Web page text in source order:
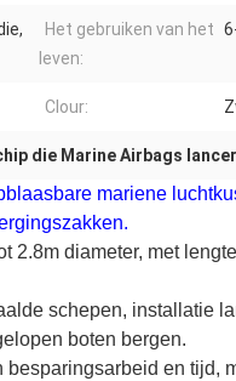
Het gebruiken van het
leven:
Clour:
die Marine Airbags
mariene
diameter, met
schepen, installatie
boten bergen.
en tijd,